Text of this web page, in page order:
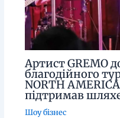
Артист GREMO
благодійного
NORTH
підтримав
Шоу бізнес